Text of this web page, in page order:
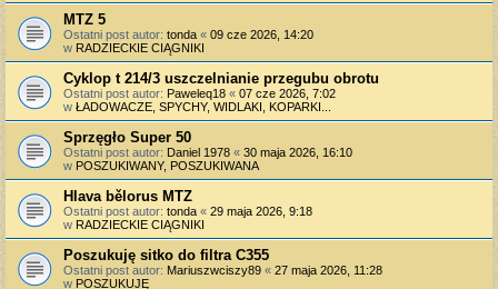
MTZ 5
Ostatni post autor: tonda « 09 cze 2026, 14:20
w RADZIECKIE CIĄGNIKI
Cyklop t 214/3 uszczelnianie przegubu obrotu
Ostatni post autor: Paweleq18 « 07 cze 2026, 7:02
w ŁADOWACZE, SPYCHY, WIDLAKI, KOPARKI...
Sprzęgło Super 50
Ostatni post autor: Daniel 1978 « 30 maja 2026, 16:10
w POSZUKIWANY, POSZUKIWANA
Hlava bělorus MTZ
Ostatni post autor: tonda « 29 maja 2026, 9:18
w RADZIECKIE CIĄGNIKI
Poszukuję sitko do filtra C355
Ostatni post autor: Mariuszwciszy89 « 27 maja 2026, 11:28
w POSZUKUJĘ